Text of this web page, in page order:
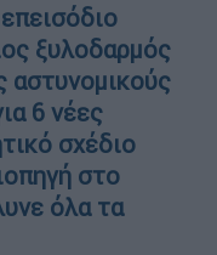
ξυλοδαρμός
αστυνομικούς
6 νέες
σχέδιο
στο
όλα τα